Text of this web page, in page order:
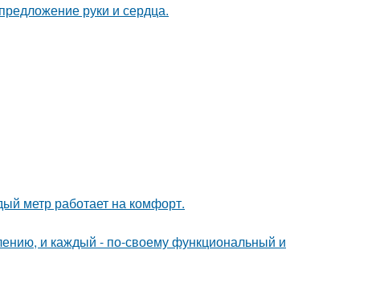
руки и сердца.
метр работает на комфорт.
и каждый - по-своему функциональный и